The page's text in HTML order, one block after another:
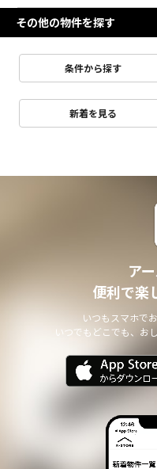
その他の物件を探す
条件から探す
新着を見る
ア
便利で楽
いつもスマホで
いつでもどこでも、お